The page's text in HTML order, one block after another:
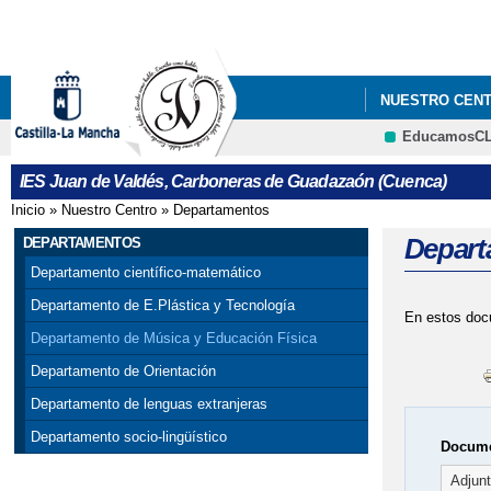
NUESTRO
PLAN DE
IES Juan de Valdés, Carboneras de Guadazaón (Cuenca)
Se encuentra usted aquí
Inicio » Nuestro Centro » Departamentos
DEPARTAMENTOS
Departamento científico-matemático
Departamento de E.Plástica y Tecnología
Departamento de Música y Educación Física
Departamento de Orientación
Departamento de lenguas extranjeras
Departamento socio-lingüístico
En estos